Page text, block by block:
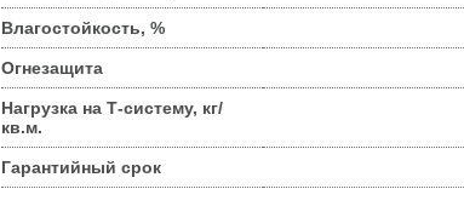
Влагостойкость, %
Огнезащита
Нагрузка на Т-систему, кг/
кв.м.
Гарантийный срок